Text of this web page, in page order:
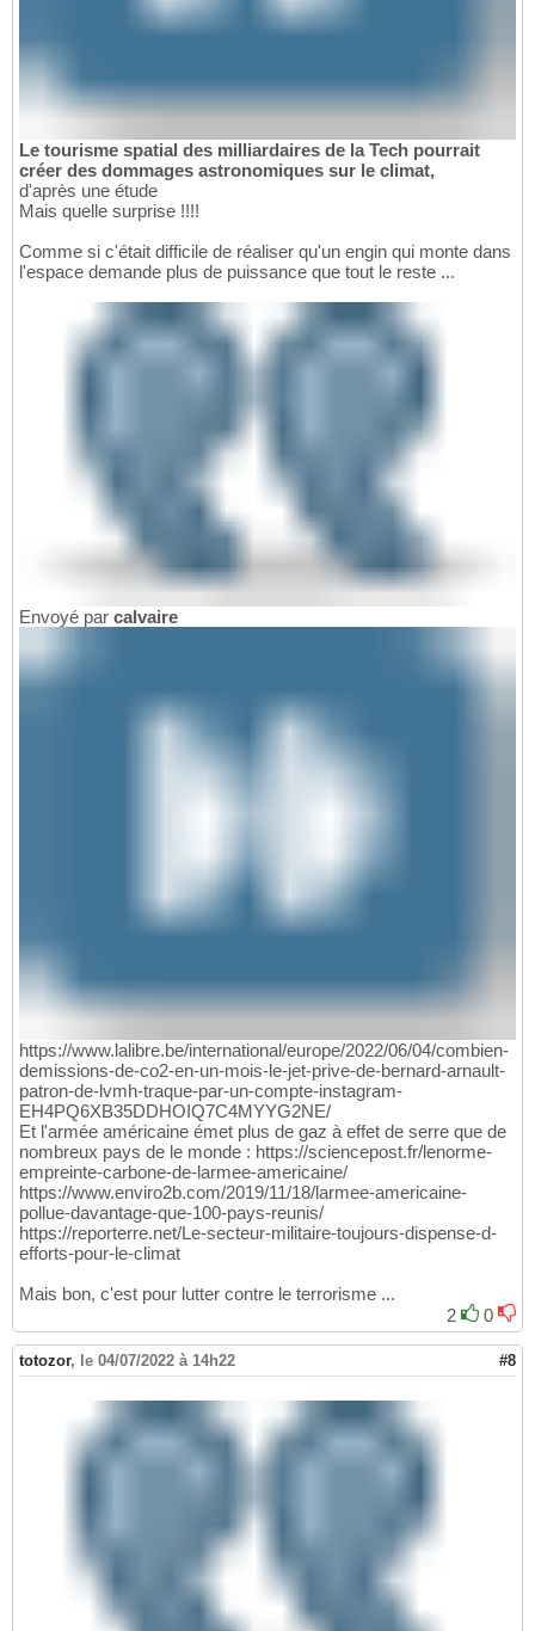
Le tourisme spatial des milliardaires de la Tech pourrait
créer des dommages astronomiques sur le climat,
d'après une étude
Mais quelle surprise !!!!
Comme si c'était difficile de réaliser qu'un engin qui monte dans
l'espace demande plus de puissance que tout le reste ...
Envoyé par calvaire
https://www.lalibre.be/international/europe/2022/06/04/combien-
demissions-de-co2-en-un-mois-le-jet-prive-de-bernard-arnault-
patron-de-lvmh-traque-par-un-compte-instagram-
EH4PQ6XB35DDHOIQ7C4MYYG2NE/
Et l'armée américaine émet plus de gaz à effet de serre que de
nombreux pays de le monde : https://sciencepost.fr/lenorme-
empreinte-carbone-de-larmee-americaine/
https://www.enviro2b.com/2019/11/18/larmee-americaine-
pollue-davantage-que-100-pays-reunis/
https://reporterre.net/Le-secteur-militaire-toujours-dispense-d-
efforts-pour-le-climat
Mais bon, c'est pour lutter contre le terrorisme ...
2
0
totozor, le 04/07/2022 à 14h22 #8